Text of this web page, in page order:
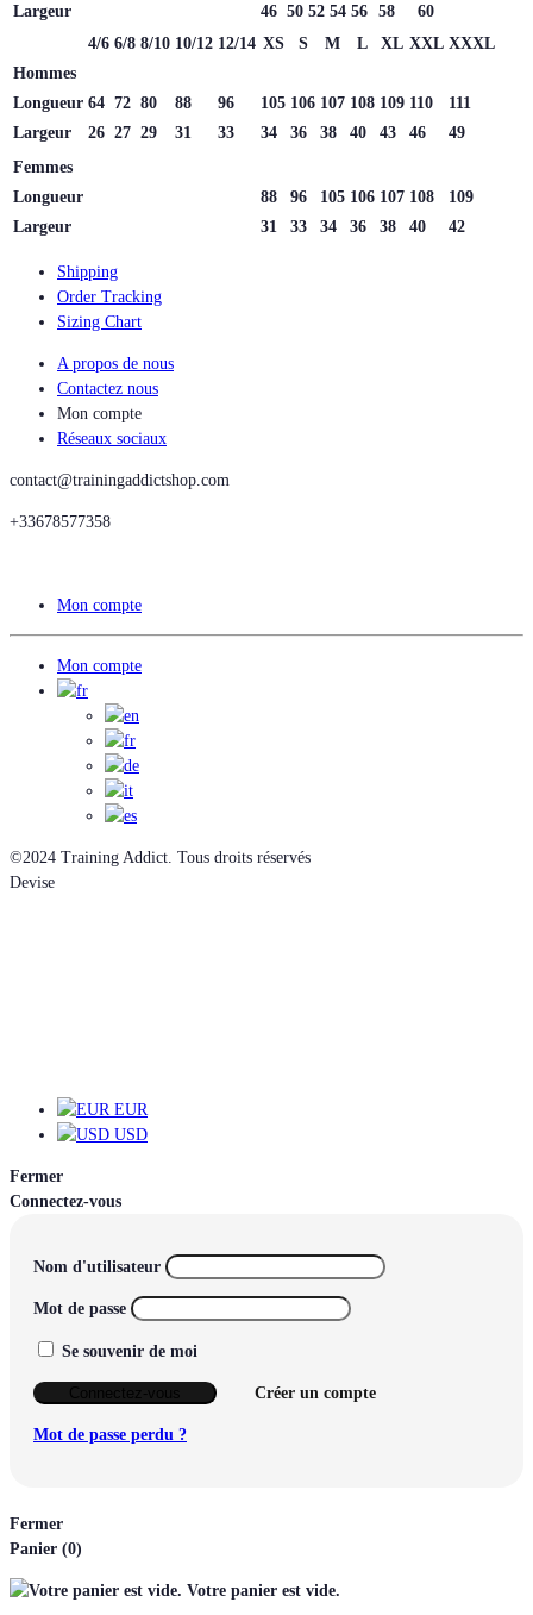
Largeur
46 50 52 54 56 58
60
4/6 6/8 8/10 10/12 12/14 XS S M L XL XXL XXXL
Hommes
Longueur 64 72 80 88 96 105 106 107 108 109 110
111
Largeur
26 27 29 31 33 34 36 38 40 43 46
49
Femmes
Longueur
88 96 105 106 107 108
109
Largeur
31 33 34 36 38 40 42
Shipping
Order Tracking
Sizing Chart
A propos de nous
Contactez nous
Mon compte
Réseaux sociaux
contact@trainingaddictshop.com
+33678577358
Mon compte
Mon compte
©2024 Training Addict. Tous droits réservés
Devise
EUR
USD
Fermer
Connectez-vous
Nom d'utilisateur
Mot de passe
Se souvenir de moi
Créer un compte
Mot de passe perdu ?
Fermer
Panier (0)
Votre panier est vide.